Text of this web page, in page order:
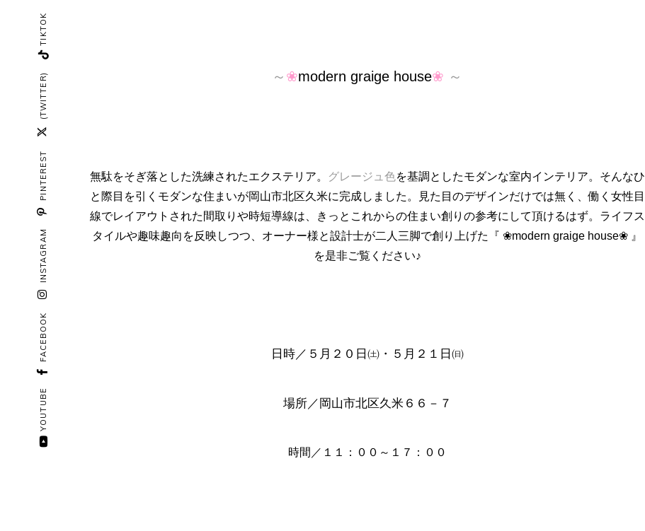
～ ❀modern graige house❀ ～
無駄をそぎ落とした洗練されたエクステリア。 グレージュ色を基調としたモダンな室内インテリア。そんなひ
と際目を引くモダンな住まいが岡山市北区久米に完成しました。見た目のデザインだけでは無く、働く女性目
線でレイアウトされた間取りや時短導線は、きっとこれからの住まい創りの参考にして頂けるはず。ライフス
タイルや趣味趣向を反映しつつ、オーナー様と設計士が二人三脚で創り上げた『 ❀modern graige house❀ 』
を是非ご覧ください♪
日時／５月２０日㈯・５月２１日㈰
場所／岡山市北区久米６６－７
時間／１１：００～１７：００
YOUTUBE
FACEBOOK
INSTAGRAM
PINTEREST
(TWITTER)
TIKTOK